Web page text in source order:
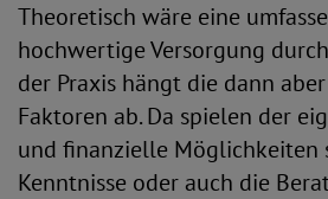
Theoretisch wäre eine
hochwertige Versorgung
der Praxis hängt die dann
Faktoren ab. Da spielen der
und finanzielle Möglichkeiten
Kenntnisse oder auch die